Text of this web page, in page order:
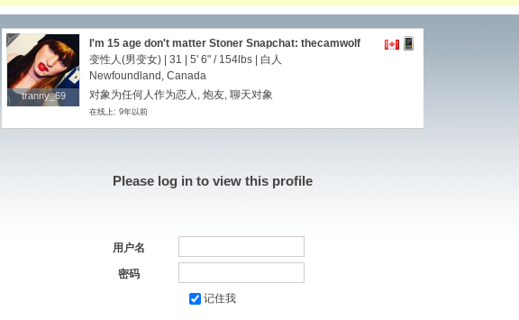
tranny_69
tranny_69
I'm 15 age don't matter Stoner Snapchat: thecamwolf
变性人(男变女) | 31 | 5' 6" / 154lbs | 白人
Newfoundland, Canada
对象为任何人作为恋人, 炮友, 聊天对象
在线上: 9年以前
Please log in to view this profile
用户名
密码
记住我